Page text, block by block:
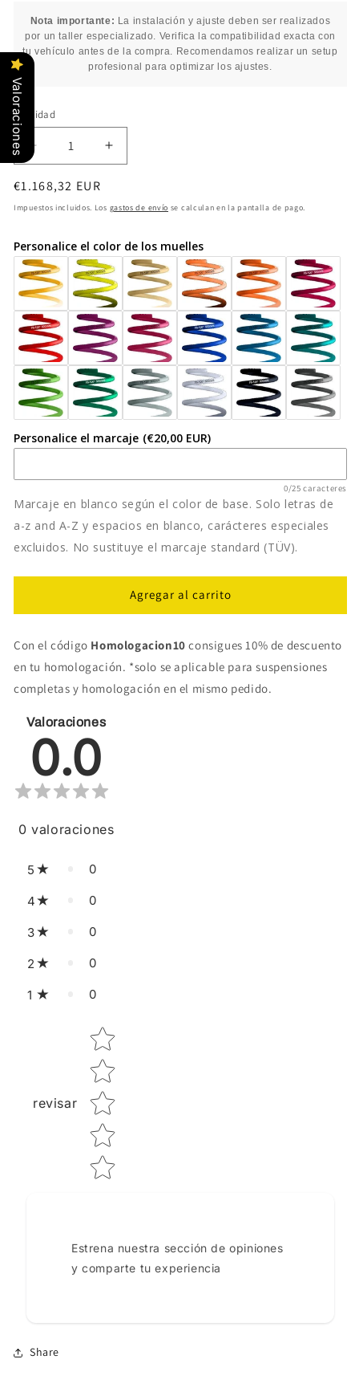
Nota importante: La instalación y ajuste deben ser realizados
por un taller especializado. Verifica la compatibilidad exacta con
tu vehículo antes de la compra. Recomendamos realizar un setup
profesional para optimizar los ajustes.
Cantidad
Cantidad
Reducir
cantidad
para
Coilover
18230057
FORD
Focus
III
DYB
Aumentar
cantidad
Coilover
18230057
FORD
Focus
III
DYB
Precio
habitual
€1.168,32 EUR
Impuestos incluidos. Los gastos de envío se calculan en la pantalla de pago.
Personalice el color de los muelles
Personalice el marcaje (€20,00 EUR)
0/25 caracteres
Marcaje en blanco según el color de base. Solo letras de
a-z and A-Z y espacios en blanco, carácteres especiales
excluidos. No sustituye el marcaje standard (TÜV).
Agregar al carrito
Con el código Homologacion10 consigues 10% de descuento
en tu homologación. *solo se aplicable para suspensiones
completas y homologación en el mismo pedido.
Valoraciones
0.0
0 valoraciones
5 0
4 0
3 0
2 0
1 0
revisar
Star rating
Estrena nuestra sección de opiniones
y comparte tu experiencia
Share
Valoraciones